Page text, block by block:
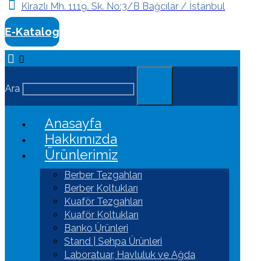
Kirazlı Mh. 1119. Sk. No:3/B Bağcılar / İstanbul
E-Katalog
Ara
Anasayfa
Hakkımızda
Ürünlerimiz
Berber Tezgahları
Berber Koltukları
Kuaför Tezgahları
Kuaför Koltukları
Banko Ürünleri
Stand | Sehpa Ürünleri
Laboratuar, Havluluk ve Ağda